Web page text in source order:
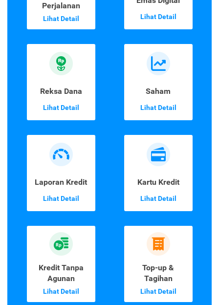
Perjalanan
Lihat Detail Lihat Detail
Reksa Dana
Lihat Detail
Saham
Lihat Detail
Laporan Kredit
Lihat Detail
Kartu Kredit
Lihat Detail
Kredit Tanpa
Agunan
Lihat Detail
Top-up &
Tagihan
Lihat Detail